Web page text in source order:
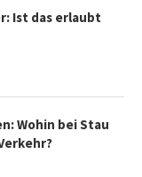
Ist das erlaubt
Wohin bei Stau